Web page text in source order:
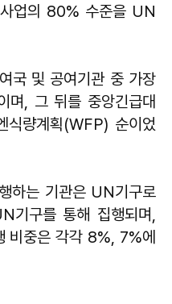
업의 80% 수준을 UN
국 및 공여기관 중 가장
며, 그 뒤를 중앙긴급대
식량계획(WFP) 순이었
하는 기관은 UN기구로
구를 통해 집행되며,
비중은 각각 8%, 7%에